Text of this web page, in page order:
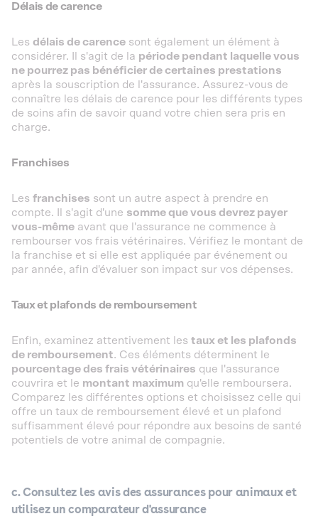
Délais de carence
Les délais de carence sont également un élément à
considérer. Il s'agit de la période pendant laquelle vous
ne pourrez pas bénéficier de certaines prestations
après la souscription de l'assurance. Assurez-vous de
connaître les délais de carence pour les différents types
de soins afin de savoir quand votre chien sera pris en
charge.
Franchises
Les franchises sont un autre aspect à prendre en
compte. Il s'agit d'une somme que vous devrez payer
vous-même avant que l'assurance ne commence à
rembourser vos frais vétérinaires. Vérifiez le montant de
la franchise et si elle est appliquée par événement ou
par année, afin d'évaluer son impact sur vos dépenses.
Taux et plafonds de remboursement
Enfin, examinez attentivement les taux et les plafonds
de remboursement. Ces éléments déterminent le
pourcentage des frais vétérinaires que l'assurance
couvrira et le montant maximum qu'elle remboursera.
Comparez les différentes options et choisissez celle qui
offre un taux de remboursement élevé et un plafond
suffisamment élevé pour répondre aux besoins de santé
potentiels de votre animal de compagnie.
c. Consultez les avis des assurances pour animaux et
utilisez un comparateur d'assurance